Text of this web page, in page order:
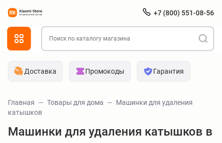
+7 (800) 551-08-56
Доставка Промокоды Гарантия
Главная Товары для дома
Машинки для удаления
катышков
Машинки для удаления катышков в